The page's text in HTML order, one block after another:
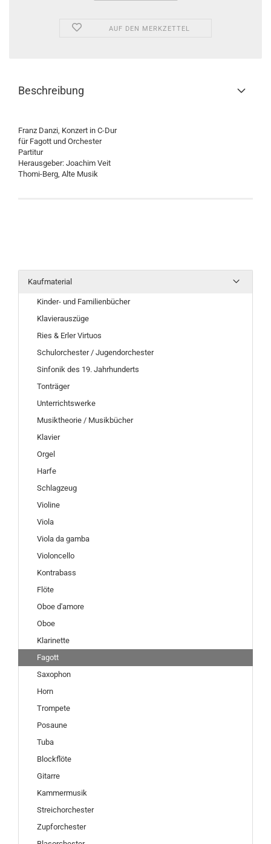
AUF DEN MERKZETTEL
Beschreibung
Franz Danzi, Konzert in C-Dur
für Fagott und Orchester
Partitur
Herausgeber: Joachim Veit
Thomi-Berg, Alte Musik
Kaufmaterial
Kinder- und Familienbücher
Klavierauszüge
Ries & Erler Virtuos
Schulorchester / Jugendorchester
Sinfonik des 19. Jahrhunderts
Tonträger
Unterrichtswerke
Musiktheorie / Musikbücher
Klavier
Orgel
Harfe
Schlagzeug
Violine
Viola
Viola da gamba
Violoncello
Kontrabass
Flöte
Oboe d'amore
Oboe
Klarinette
Fagott
Saxophon
Horn
Trompete
Posaune
Tuba
Blockflöte
Gitarre
Kammermusik
Streichorchester
Zupforchester